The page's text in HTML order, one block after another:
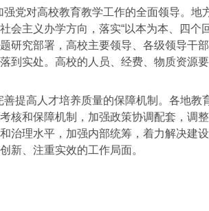
对高校教育教学工作的全面领导。地
会主义办学方向，落实“以本为本、四
研究部署，高校主要领导、各级领导干
到实处。高校的人员、经费、物质资源
高人才培养质量的保障机制。各地教
核和保障机制，加强政策协调配套，调
治理水平，加强内部统筹，着力解决建
新、注重实效的工作局面。